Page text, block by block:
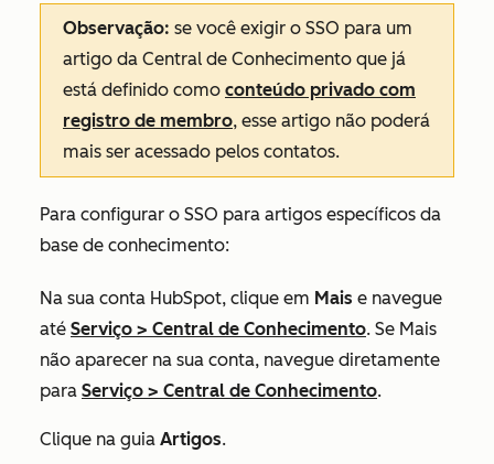
Observação: se você exigir o SSO para um
artigo da Central de Conhecimento que já
está definido como conteúdo privado com
registro de membro, esse artigo não poderá
mais ser acessado pelos contatos.
Para configurar o SSO para artigos específicos da
base de conhecimento:
Na sua conta HubSpot, clique em Mais e navegue
até Serviço > Central de Conhecimento. Se Mais
não aparecer na sua conta, navegue diretamente
para Serviço > Central de Conhecimento.
Clique na guia Artigos.